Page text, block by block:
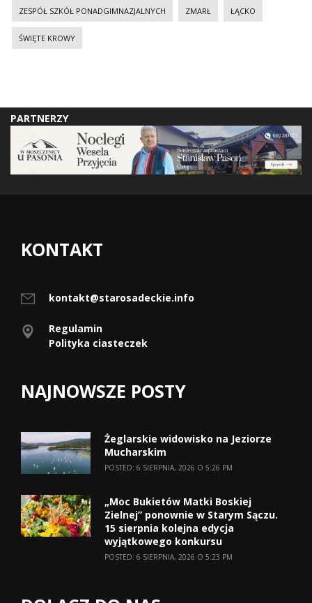
ZESPÓŁ SZKÓŁ PONADGIMNAZJALNYCH ZMARŁ ŁĄCKO
ŚWIĘTE KROWY
PARTNERZY
KONTAKT
kontakt@starosadeckie.info
Regulamin
Polityka ciasteczek
NAJNOWSZE POSTY
Żeglarskie widowisko na Jeziorze
Mucharskim
POSTED: 6 SIERPNIA, 2026 O 5:26 PM
„Moc Bukietów Matki Boskiej
Zielnej” ponownie w Starym Sączu.
15 sierpnia kolejna edycja
wyjątkowego konkursu
POSTED: 6 SIERPNIA, 2026 O 5:23 PM